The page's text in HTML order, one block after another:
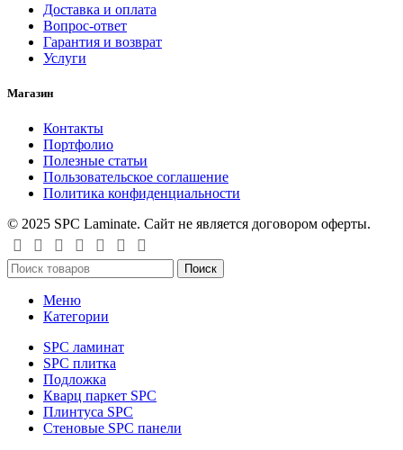
Доставка и оплата
Вопрос-ответ
Гарантия и возврат
Услуги
Магазин
Контакты
Портфолио
Полезные статьи
Пользовательское соглашение
Политика конфиденциальности
© 2025 SPC Laminate. Сайт не является договором оферты.
Поиск
Меню
Категории
SPC ламинат
SPC плитка
Подложка
Кварц паркет SPC
Плинтуса SPC
Стеновые SPC панели